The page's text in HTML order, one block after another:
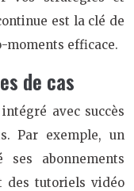
est la clé de
moments efficace.
de cas
avec succès
Par exemple, un
abonnements
des tutoriels vidéo